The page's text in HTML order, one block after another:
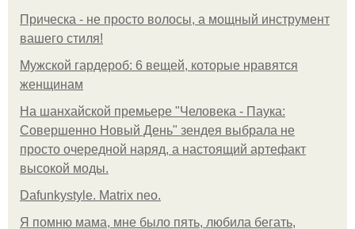
Прическа - не просто волосы, а мощный инструмент
вашего стиля!
Мужской гардероб: 6 вещей, которые нравятся
женщинам
На шанхайской премьере "Человека - Паука:
Совершенно Новый День" зендея выбрала не
просто очередной наряд, а настоящий артефакт
высокой моды.
Dafunkystyle. Matrix neo.
Я помню мама, мне было пять, любила бегать,